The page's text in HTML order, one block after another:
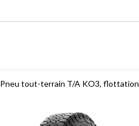
Pneu tout-terrain T/A KO3, flottation